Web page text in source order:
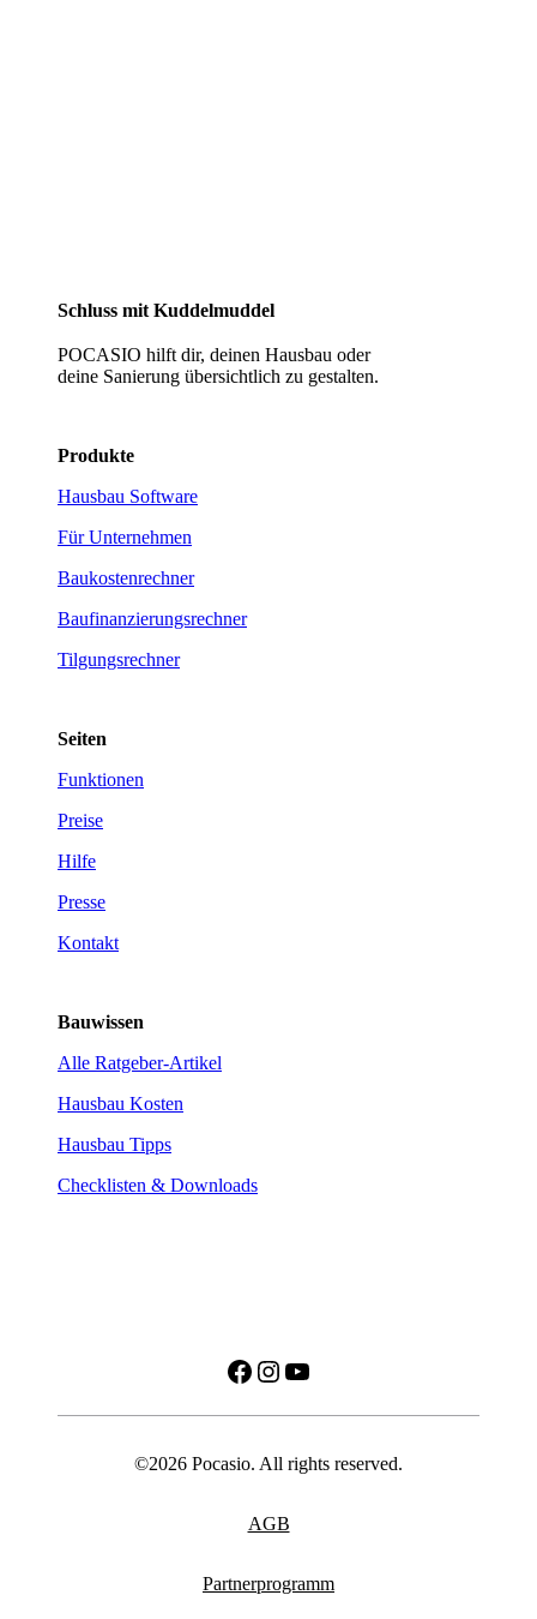
Schluss mit Kuddelmuddel
POCASIO hilft dir, deinen Hausbau oder
deine Sanierung übersichtlich zu gestalten.
Produkte
Hausbau Software
Für Unternehmen
Baukostenrechner
Baufinanzierungsrechner
Tilgungsrechner
Seiten
Funktionen
Preise
Hilfe
Presse
Kontakt
Bauwissen
Alle Ratgeber-Artikel
Hausbau Kosten
Hausbau Tipps
Checklisten & Downloads
Facebook
Instagram
YouTube
©2026 Pocasio. All rights reserved.
AGB
Partnerprogramm